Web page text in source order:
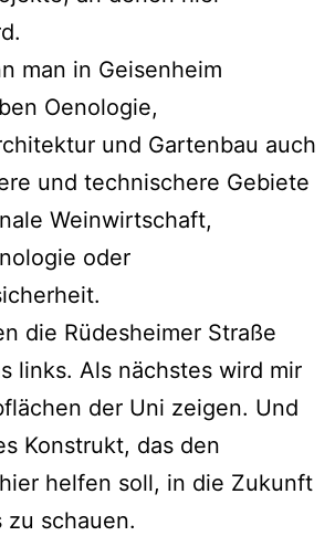
man in Geisenheim
Oenologie,
und Gartenbau auch
und technischere Gebiete
Weinwirtschaft,
oder
die Rüdesheimer Straße
links. Als nächstes wird mir
der Uni zeigen. Und
Konstrukt, das den
helfen soll, in die Zukunft
zu schauen.